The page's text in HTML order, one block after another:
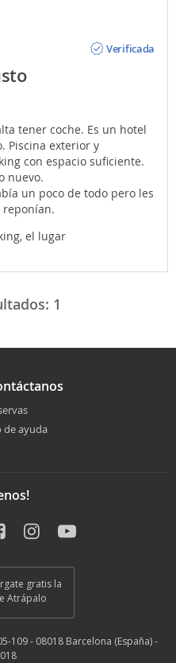
Verificada
tener coche. Es un hotel
Piscina exterior y
con espacio suficiente.
nuevo.
un poco de todo pero les
reponían.
el lugar
1
de ayuda
gratis la
Atrápalo
109 - 08018 Barcelona (España) -